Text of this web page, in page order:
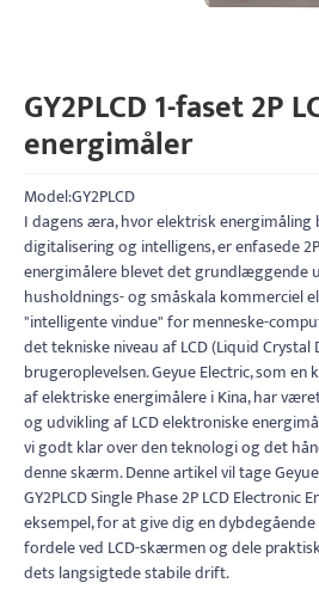
GY2PLCD 1-faset 2P
energimåler
Model:GY2PLCD
I dagens æra, hvor elektrisk
digitalisering og intelligens, er enfasede
energimålere blevet det grundlæggende
husholdnings- og småskala kommerciel
"intelligente vindue" for menneske-
det tekniske niveau af LCD (Liquid
​​brugeroplevelsen. Geyue Electric, som
af elektriske energimålere i Kina, har
og udvikling af LCD elektroniske
vi godt klar over den teknologi og det
denne skærm. Denne artikel vil tage
GY2PLCD Single Phase 2P LCD Electronic
eksempel, for at give dig en
fordele ved LCD-skærmen og dele
dets langsigtede stabile drift.